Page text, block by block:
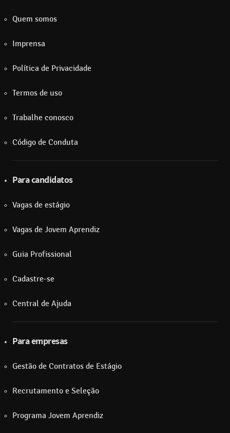
Quem somos
Imprensa
Política de Privacidade
Termos de uso
Trabalhe conosco
Código de Conduta
Para candidatos
Vagas de estágio
Vagas de Jovem Aprendiz
Guia Profissional
Cadastre-se
Central de Ajuda
Para empresas
Gestão de Contratos de Estágio
Recrutamento e Seleção
Programa Jovem Aprendiz